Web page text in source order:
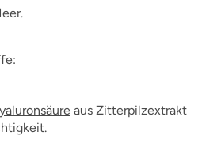
aus Zitterpilzextrakt